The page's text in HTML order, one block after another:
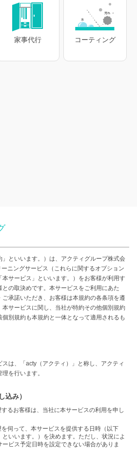
家事代行 コーティング
といいます。）は、アクティグループ株式会
ニングサービス（これらに関するオプション
サービス」といいます。）をお客様が利用す
の取決めです。本サービスをご利用にあた
ご承諾いただき、お客様は本規約の各条項を遵
サービスに関し、当社が特約その他個別規約
別規約も本規約と一体となって適用されるも
は、「acty（アクティ）」と称し、アクティ
を行います。
込み）
るお客様は、当社に本サービスの利用を申し
伺って、本サービスを提供する日時（以下
といいます。）を決めます。ただし、状況によ
ービス予定日時を設定できない場合がありま